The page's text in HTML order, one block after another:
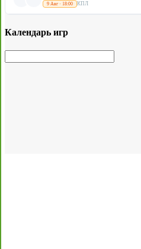
9 Авг · 18:00 КПЛ
Календарь игр